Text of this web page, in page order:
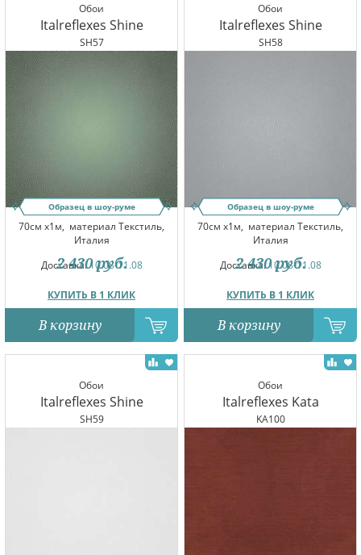
Обои
Italreflexes Shine
SH57
Образец в шоу-руме
70см x1м, материал Текстиль,
Италия
Доставка:10.08-11.08
КУПИТЬ В 1 КЛИК
2 430 руб.
В корзину
Обои
Italreflexes Shine
SH58
Образец в шоу-руме
70см x1м, материал Текстиль,
Италия
Доставка:10.08-11.08
КУПИТЬ В 1 КЛИК
2 430 руб.
В корзину
Обои
Italreflexes Shine
SH59
Обои
Italreflexes Kata
KA100